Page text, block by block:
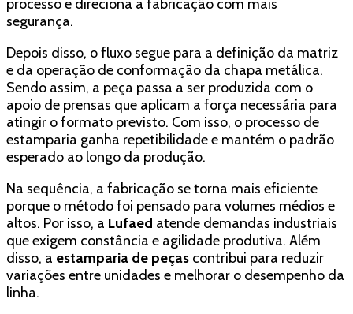
processo e direciona a fabricação com mais
segurança.
Depois disso, o fluxo segue para a definição da matriz
e da operação de conformação da chapa metálica.
Sendo assim, a peça passa a ser produzida com o
apoio de prensas que aplicam a força necessária para
atingir o formato previsto. Com isso, o processo de
estamparia ganha repetibilidade e mantém o padrão
esperado ao longo da produção.
Na sequência, a fabricação se torna mais eficiente
porque o método foi pensado para volumes médios e
altos. Por isso, a Lufaed atende demandas industriais
que exigem constância e agilidade produtiva. Além
disso, a estamparia de peças contribui para reduzir
variações entre unidades e melhorar o desempenho da
linha.